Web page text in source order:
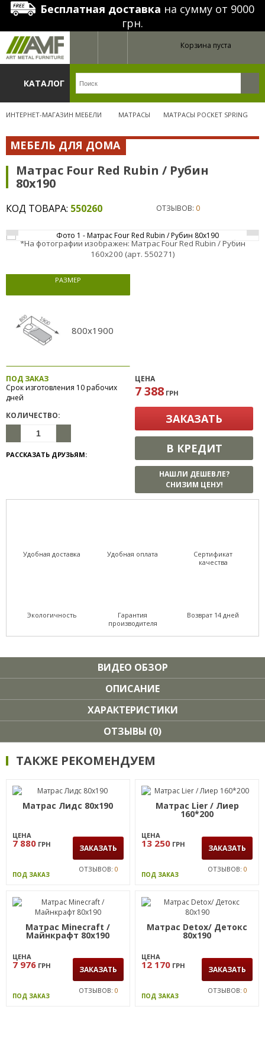
Бесплатная доставка на сумму от 9000
грн.
Корзина пуста
КАТАЛОГ
ИНТЕРНЕТ-МАГАЗИН МЕБЕЛИ МАТРАСЫ МАТРАСЫ POCKET SPRING
МЕБЕЛЬ ДЛЯ ДОМА
Матрас Four Red Rubin / Рубин
80х190
КОД ТОВАРА: 550260 ОТЗЫВОВ: 0
*На фотографии изображен: Матрас Four Red Rubin / Рубин
160х200 (арт. 550271)
РАЗМЕР
800x1900
ПОД ЗАКАЗ
Срок изготовления 10 рабочих
дней
КОЛИЧЕСТВО:
РАССКАЗАТЬ ДРУЗЬЯМ:
ЦЕНА
7 388 ГРН
ЗАКАЗАТЬ
В КРЕДИТ
НАШЛИ ДЕШЕВЛЕ?
СНИЗИМ ЦЕНУ!
Удобная доставка Удобная оплата
Сертификат
качества
Экологичность
Гарантия
производителя
Возврат 14 дней
ВИДЕО ОБЗОР
ОПИСАНИЕ
ХАРАКТЕРИСТИКИ
ОТЗЫВЫ (0)
ТАКЖЕ РЕКОМЕНДУЕМ
Матрас Лидс 80х190
ЦЕНА
7 880 ГРН ЗАКАЗАТЬ
ПОД ЗАКАЗ
ОТЗЫВОВ: 0
Матрас Lier / Лиер
160*200
ЦЕНА
13 250 ГРН ЗАКАЗАТЬ
ПОД ЗАКАЗ
ОТЗЫВОВ: 0
Матрас Minecraft /
Майнкрафт 80х190
ЦЕНА
7 976 ГРН ЗАКАЗАТЬ
ПОД ЗАКАЗ
ОТЗЫВОВ: 0
Матрас Detox/ Детокс
80х190
ЦЕНА
12 170 ГРН ЗАКАЗАТЬ
ПОД ЗАКАЗ
ОТЗЫВОВ: 0